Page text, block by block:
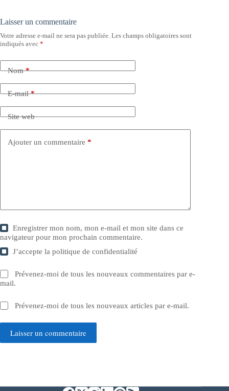
Laisser un commentaire
Votre adresse e-mail ne sera pas publiée. Les champs obligatoires sont
indiqués avec *
Nom*
E-mail*
Site web
Ajouter un commentaire *
Enregistrer mon nom, mon e-mail et mon site dans ce
navigateur pour mon prochain commentaire.
J’accepte lapolitique de confidentialité
Prévenez-moi de tous les nouveaux commentaires par e-
mail.
Prévenez-moi de tous les nouveaux articles par e-mail.
Laisser un commentaire